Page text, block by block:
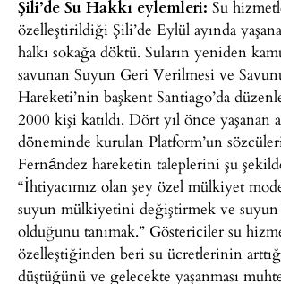
Şili’de Su Hakkı eylemleri: Su
özelleştirildiği Şili’de Eylül ayında
halkı sokağa döktü. Suların yeniden
savunan Suyun Geri Verilmesi ve
Hareketi’nin başkent Santiago’da
2000 kişi katıldı. Dört yıl önce yaşanan
döneminde kurulan Platform’un
Fernández hareketin taleplerini şu
“İhtiyacımız olan şey özel mülkiyet
suyun mülkiyetini değiştirmek ve suyun
olduğunu tanımak.” Göstericiler su
özelleştiğinden beri su ücretlerinin
düştüğünü ve gelecekte yaşanması